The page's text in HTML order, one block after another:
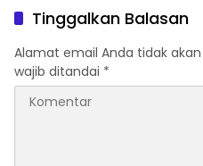
Berdiri Paling Tinggi
kepada Orang Tua
Tinggalkan Balasan
Alamat email Anda tidak akan
wajib ditandai *